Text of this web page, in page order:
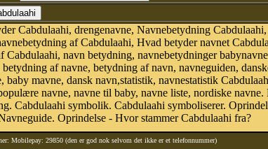
Cabdulaahi, drengenavne, Navnebetydning
af Cabdulaahi, Hvad betyder navnet
navn betydning, navnebetydninger
af navne, betydning af navn, navneguiden,
mavne, dansk navn,statistik, navnestatistik
navne, navne til baby, navne liste, nordiske
Cabdulaahi symbolik. Cabdulaahi symboliserer.
Oprindelse - Hvor stammer Cabdulaahi fra?
Mobilepay: 29850 (den er god nok selvom det ikke er et telefonnummer)